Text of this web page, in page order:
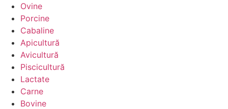
Ovine
Porcine
Cabaline
Apicultură
Avicultură
Piscicultură
Lactate
Carne
Bovine